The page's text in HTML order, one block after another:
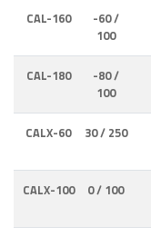
CAL-160
-60 /
100
CAL-180
-80 /
100
CALX-60 30 / 250
CALX-100 0 / 100